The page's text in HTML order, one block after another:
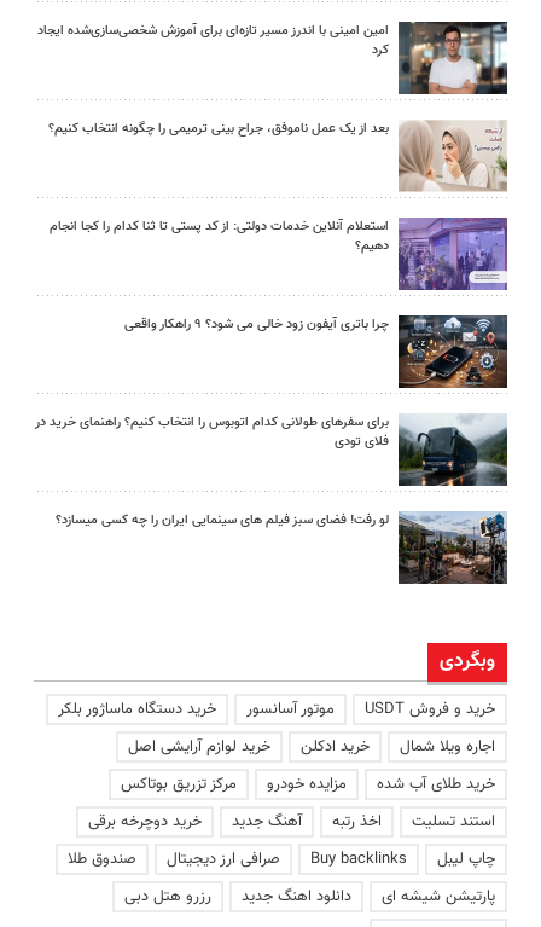
امین امینی با اندرز مسیر تازه‌ای برای آموزش شخصی‌سازی‌شده ایجاد
کرد
بعد از یک عمل ناموفق، جراح بینی ترمیمی را چگونه انتخاب کنیم؟
استعلام آنلاین خدمات دولتی: از کد پستی تا ثنا کدام را کجا انجام
دهیم؟
چرا باتری آیفون زود خالی می شود؟ ۹ راهکار واقعی
برای سفرهای طولانی کدام اتوبوس را انتخاب کنیم؟ راهنمای خرید در
فلای تودی
لو رفت! فضای سبز فیلم های سینمایی ایران را چه کسی میسازد؟
وبگردی
خرید و فروش USDT موتور آسانسور
خرید دستگاه ماساژور بلکر
اجاره ویلا شمال
خرید ادکلن
خرید لوازم آرایشی اصل
خرید طلای آب شده
مزایده خودرو
مرکز تزریق بوتاکس
استند تسلیت
اخذ رتبه آهنگ جدید
خرید دوچرخه برقی
چاپ لیبل
Buy backlinks صرافی ارز دیجیتال
صندوق طلا
پارتیشن شیشه ای
دانلود اهنگ جدید
رزرو هتل دبی